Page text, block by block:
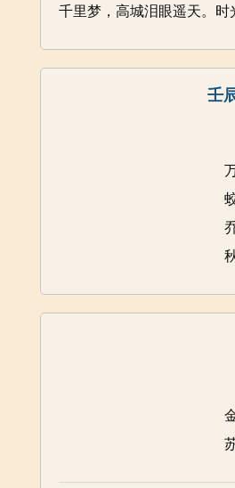
千里梦，高城泪眼遥天。时
壬